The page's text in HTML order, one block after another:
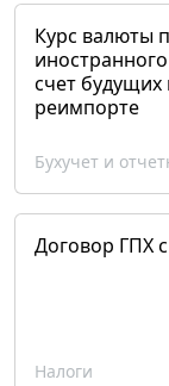
Курс валюты
счет будущих
реимпорте
Бухучет и
Договор ГПХ
Налоги